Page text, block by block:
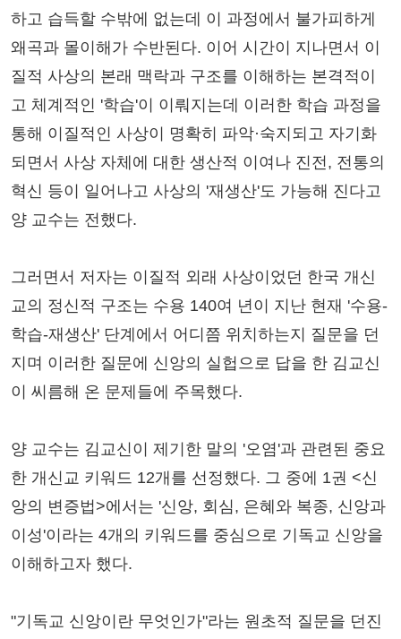
하고 습득할 수밖에 없는데 이 과정에서 불가피하게
왜곡과 몰이해가 수반된다. 이어 시간이 지나면서 이
질적 사상의 본래 맥락과 구조를 이해하는 본격적이
고 체계적인 '학습'이 이뤄지는데 이러한 학습 과정을
통해 이질적인 사상이 명확히 파악·숙지되고 자기화
되면서 사상 자체에 대한 생산적 이여나 진전, 전통의
혁신 등이 일어나고 사상의 '재생산'도 가능해 진다고
양 교수는 전했다.
그러면서 저자는 이질적 외래 사상이었던 한국 개신
교의 정신적 구조는 수용 140여 년이 지난 현재 '수용-
학습-재생산' 단계에서 어디쯤 위치하는지 질문을 던
지며 이러한 질문에 신앙의 실헙으로 답을 한 김교신
이 씨름해 온 문제들에 주목했다.
양 교수는 김교신이 제기한 말의 '오염'과 관련된 중요
한 개신교 키워드 12개를 선정했다. 그 중에 1권 <신
앙의 변증법>에서는 '신앙, 회심, 은혜와 복종, 신앙과
이성'이라는 4개의 키워드를 중심으로 기독교 신앙을
이해하고자 했다.
"기독교 신앙이란 무엇인가"라는 원초적 질문을 던진